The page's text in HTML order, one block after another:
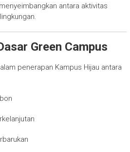
antara aktivitas
Green Campus
penerapan Kampus Hijau antara